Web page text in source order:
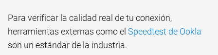
Para verificar la calidad real de tu conexión,
herramientas externas como el Speedtest de Ookla
son un estándar de la industria.